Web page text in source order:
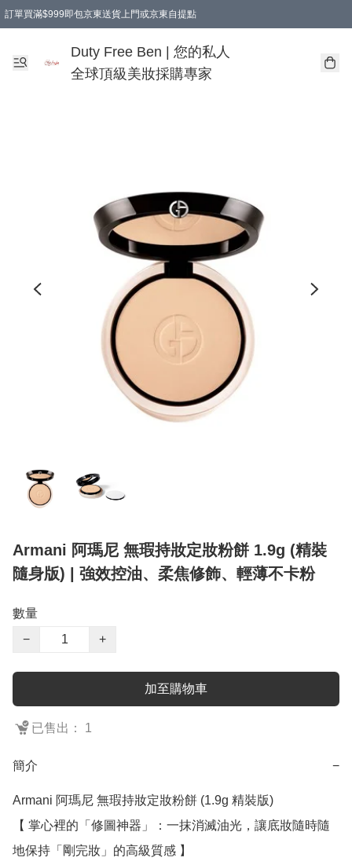
訂單買滿$999即包京東送貨上門或京東自提點
Duty Free Ben | 您的私人
全球頂級美妝採購專家
Armani 阿瑪尼 無瑕持妝定妝粉餅 1.9g (精裝
隨身版) | 強效控油、柔焦修飾、輕薄不卡粉
數量
−
+
加至購物車
已售出： 1
簡介 −
Armani 阿瑪尼 無瑕持妝定妝粉餅 (1.9g 精裝版)
【 掌心裡的「修圖神器」：一抹消滅油光，讓底妝隨時隨
地保持「剛完妝」的高級質感 】